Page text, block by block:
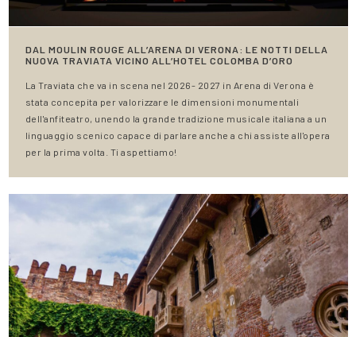
DAL MOULIN ROUGE ALL’ARENA DI VERONA: LE NOTTI DELLA
NUOVA TRAVIATA VICINO ALL’HOTEL COLOMBA D’ORO
La Traviata che va in scena nel 2026- 2027 in Arena di Verona è
stata concepita per valorizzare le dimensioni monumentali
dell'anfiteatro, unendo la grande tradizione musicale italiana a un
linguaggio scenico capace di parlare anche a chi assiste all'opera
per la prima volta. Ti aspettiamo!